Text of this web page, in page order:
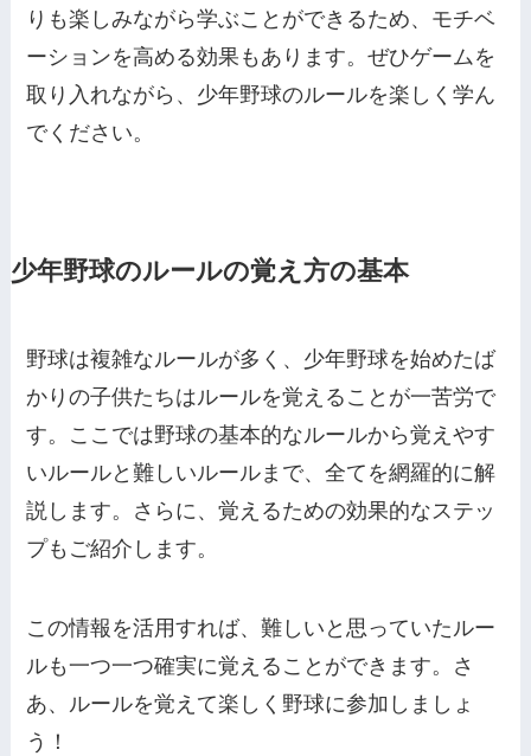
りも楽しみながら学ぶことができるため、モチベ
ーションを高める効果もあります。ぜひゲームを
取り入れながら、少年野球のルールを楽しく学ん
でください。
少年野球のルールの覚え方の基本
野球は複雑なルールが多く、少年野球を始めたば
かりの子供たちはルールを覚えることが一苦労で
す。ここでは野球の基本的なルールから覚えやす
いルールと難しいルールまで、全てを網羅的に解
説します。さらに、覚えるための効果的なステッ
プもご紹介します。
この情報を活用すれば、難しいと思っていたルー
ルも一つ一つ確実に覚えることができます。さ
あ、ルールを覚えて楽しく野球に参加しましょ
う！